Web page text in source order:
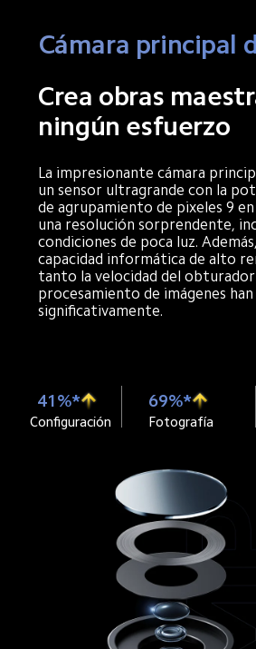
Cámara principal
Crea obras
ningún esfuerzo
La impresionante cámara
un sensor ultragrande con la
de agrupamiento de pixeles 9
una resolución sorprendente,
condiciones de poca luz.
capacidad informática de alto
tanto la velocidad del obturador
procesamiento de imágenes
significativamente.
41%*
Configuración
69%*
Fotografía